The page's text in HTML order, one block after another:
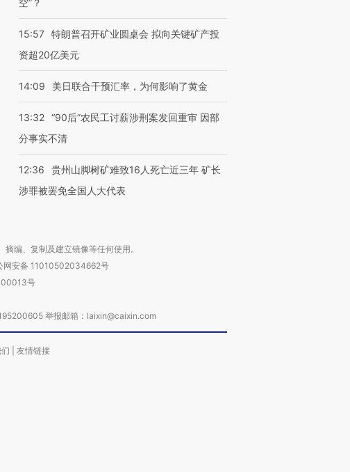
空”？
15:57 特朗普召开矿业圆桌会 拟向关键矿产投
资超20亿美元
14:09 美日联合干预汇率，为何影响了黄金
13:32 “90后”农民工讨薪涉刑案发回重审 因部
分事实不清
12:36
贵州山脚树矿难致16人死亡近三年 矿长
涉罪被罢免全国人大代表
编、复制及建立镜像等任何使用。
网安备 11010502034662号
号
举报邮箱：laixin@caixin.com
友情链接